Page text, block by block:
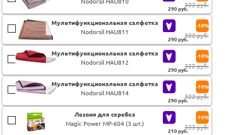
290руб.
322 руб.
Мультифункциональная салфетка
Nodorsil HAU811
290руб.
322 руб.
-10%
Мультифункциональная салфетка
Nodorsil HAU812
290руб.
322 руб.
-10%
Мультифункциональная салфетка
Nodorsil HAU814
290руб.
322 руб.
-10%
Лезвия для скребка
Magic Power MP-604 (3 шт.)
210руб.
233 руб.
-10%